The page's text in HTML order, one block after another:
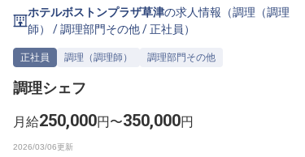
無料 転職サポートに申し込む
ホテルボストンプラザ草津の求人情報（調理（調理
師）
/調理部門その他/正社員 ）
正社員 調理（調理師） 調理部門その他
調理シェフ
月給250,000円〜350,000円